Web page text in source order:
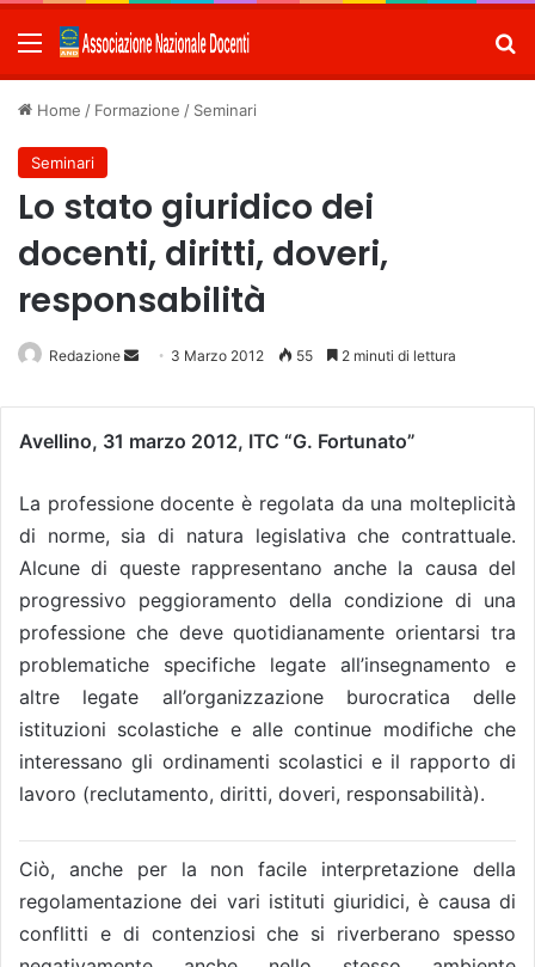
Menu
Home / Formazione / Seminari
Seminari
Lo stato giuridico dei
docenti, diritti, doveri,
responsabilità
Redazione
Invia 3 Marzo 2012 55 2 minuti di lettura
Avellino, 31 marzo 2012, ITC “G. Fortunato”
La professione docente è regolata da una molteplicità
di norme, sia di natura legislativa che contrattuale.
Alcune di queste rappresentano anche la causa del
progressivo peggioramento della condizione di una
professione che deve quotidianamente orientarsi tra
problematiche specifiche legate all’insegnamento e
altre legate all’organizzazione burocratica delle
istituzioni scolastiche e alle continue modifiche che
interessano gli ordinamenti scolastici e il rapporto di
lavoro (reclutamento, diritti, doveri, responsabilità).
Ciò, anche per la non facile interpretazione della
regolamentazione dei vari istituti giuridici, è causa di
conflitti e di contenziosi che si riverberano spesso